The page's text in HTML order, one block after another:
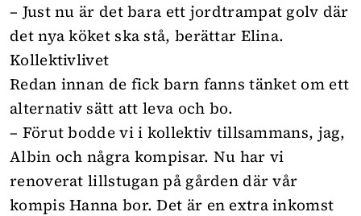
– Just nu är det bara ett jordtrampat golv där
det nya köket ska stå, berättar Elina.
Kollektivlivet
Redan innan de fick barn fanns tänket om ett
alternativ sätt att leva och bo.
– Förut bodde vi i kollektiv tillsammans, jag,
Albin och några kompisar. Nu har vi
renoverat lillstugan på gården där vår
kompis Hanna bor. Det är en extra inkomst